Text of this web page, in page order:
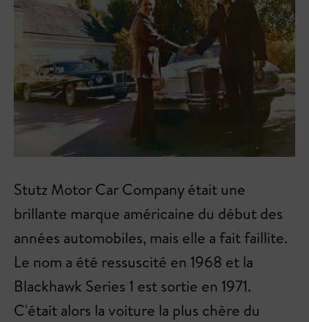
Stutz Motor Car Company était une
brillante marque américaine du début des
années automobiles, mais elle a fait faillite.
Le nom a été ressuscité en 1968 et la
Blackhawk Series 1 est sortie en 1971.
C'était alors la voiture la plus chère du